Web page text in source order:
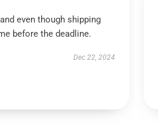
even though shipping
before the deadline.
Dec 22, 2024